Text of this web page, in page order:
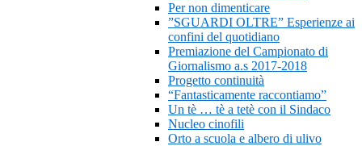
Per non dimenticare
”SGUARDI OLTRE” Esperienze ai
confini del quotidiano
Premiazione del Campionato di
Giornalismo a.s 2017-2018
Progetto continuità
“Fantasticamente raccontiamo”
Un tè … tè a tetè con il Sindaco
Nucleo cinofili
Orto a scuola e albero di ulivo